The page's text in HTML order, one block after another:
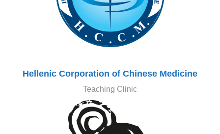
Hellenic Corporation of Chinese Medicine
Teaching Clinic